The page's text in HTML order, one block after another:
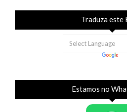
Traduza este
Estamos no